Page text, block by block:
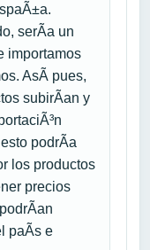
serÃ­a un
importamos
AsÃ­ pues,
subirÃ­an y
podrÃ­a
los productos
precios
paÃ­s e